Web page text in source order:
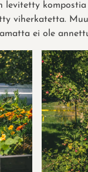
levitetty
viherkatetta.
ei ole